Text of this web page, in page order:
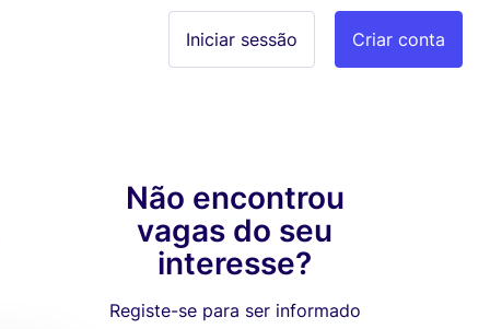
Criar conta
Iniciar sessão
Não encontrou
vagas do seu
interesse?
Registe-se para ser informado